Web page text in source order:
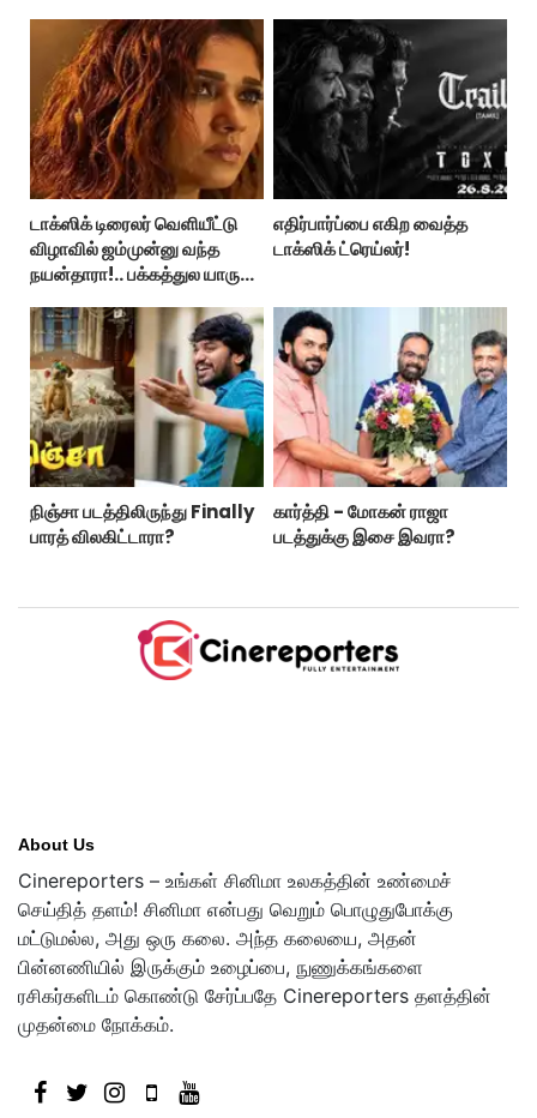
டாக்ஸிக் டிரைலர் வெளியீட்டு
விழாவில் ஜம்முன்னு வந்த
நயன்தாரா!.. பக்கத்துல யாரு
எதிர்பார்ப்பை எகிற வைத்த
டாக்ஸிக் ட்ரெய்லர்!
நிஞ்சா படத்திலிருந்து Finally
பாரத் விலகிட்டாரா?
கார்த்தி - மோகன் ராஜா
படத்துக்கு இசை இவரா?
About Us
Cinereporters – உங்கள் சினிமா உலகத்தின் உண்மைச்
செய்தித் தளம்! சினிமா என்பது வெறும் பொழுதுபோக்கு
மட்டுமல்ல, அது ஒரு கலை. அந்த கலையை, அதன்
பின்னணியில் இருக்கும் உழைப்பை, நுணுக்கங்களை
ரசிகர்களிடம் கொண்டு சேர்ப்பதே Cinereporters தளத்தின்
முதன்மை நோக்கம்.